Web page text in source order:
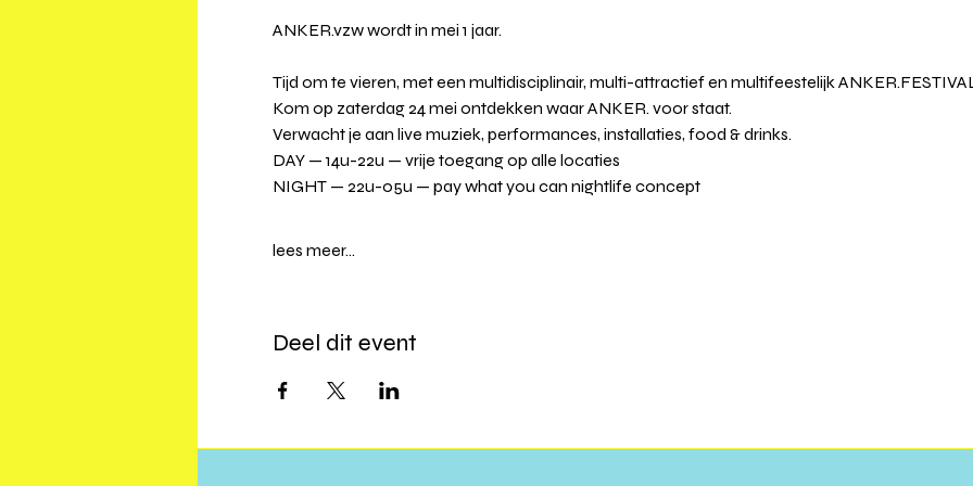
ANKER.vzw wordt in mei 1 jaar.
Tijd om te vieren, met een multidisciplinair, multi-attractief en multifeestelijk
Kom op zaterdag 24 mei ontdekken waar ANKER. voor staat.
Verwacht je aan live muziek, performances, installaties, food & drinks.
DAY — 14u-22u — vrije toegang op alle locaties
NIGHT — 22u-05u — pay what you can nightlife concept
lees meer...
Deel dit event